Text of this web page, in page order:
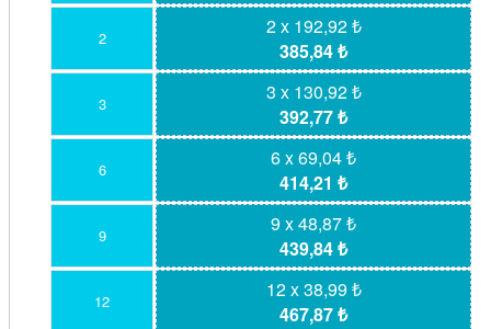
2
2 x 192,92 ₺
385,84 ₺
3
3 x 130,92 ₺
392,77 ₺
6
6 x 69,04 ₺
414,21 ₺
9
9 x 48,87 ₺
439,84 ₺
12
12 x 38,99 ₺
467,87 ₺